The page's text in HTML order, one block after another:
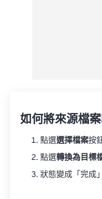
如何將來源檔
點選選擇檔案按
點選轉換為目標
狀態變成「完成